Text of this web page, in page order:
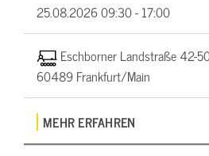
25.08.202609:30 - 17:00
Eschborner Landstraße 42-
60489 Frankfurt/Main
MEHR ERFAHREN